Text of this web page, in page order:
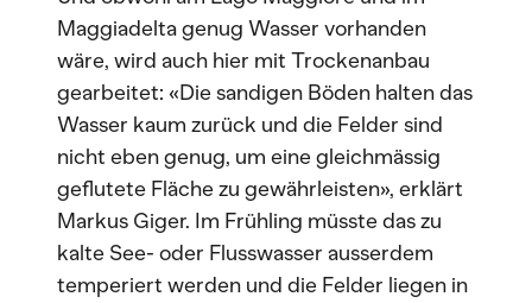
Maggiadelta genug Wasser vorhanden
wäre, wird auch hier mit Trockenanbau
gearbeitet: «Die sandigen Böden halten das
Wasser kaum zurück und die Felder sind
nicht eben genug, um eine gleichmässig
geflutete Fläche zu gewährleisten», erklärt
Markus Giger. Im Frühling müsste das zu
kalte See- oder Flusswasser ausserdem
temperiert werden und die Felder liegen in